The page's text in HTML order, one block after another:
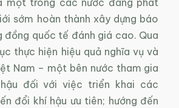
một trong các nước đang phát
sớm hoàn thành xây dựng báo
đồng quốc tế đánh giá cao. Qua
thực hiện hiệu quả nghĩa vụ và
Nam – một bên nước tham gia
đối với việc triển khai các
đổi khí hậu ưu tiên; hướng đến